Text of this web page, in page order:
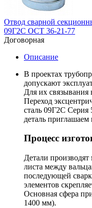
Отвод сварной
09Г2С ОСТ 36-21-77
Договорная
Описание
В проектах
допускают
Для их связывания
Переход
сталь 09Г2С
деталь приглашаем
Процесс
Детали
листа между
последующей
элементов
Основная сфера
1400 мм).